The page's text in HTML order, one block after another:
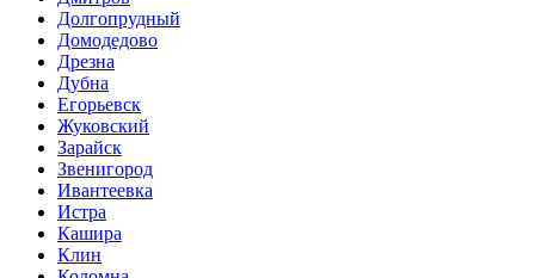
Долгопрудный
Домодедово
Дрезна
Дубна
Егорьевск
Жуковский
Зарайск
Звенигород
Ивантеевка
Истра
Кашира
Клин